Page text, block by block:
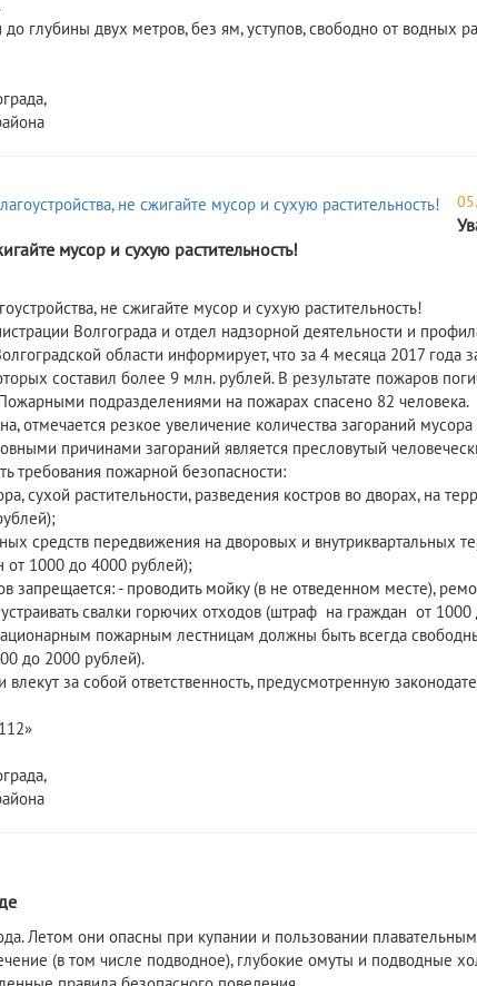
глубины двух метров, без ям, уступов, свободно от водных
мусор и сухую растительность!
не сжигайте мусор и сухую растительность!
Волгограда и отдел надзорной деятельности и
области информирует, что за 4 месяца 2017 года
составил более 9 млн. рублей. В результате пожаров
подразделениями на пожарах спасено 82 человека.
отмечается резкое увеличение количества загораний мусора
причинами загораний является пресловутый
пожарной безопасности:
сухой растительности, разведения костров во дворах, на
средств передвижения на дворовых и внутриквартальных
1000 до 4000 рублей);
запрещается: - проводить мойку (в не отведенном месте),
свалки горючих отходов (штраф на граждан от
пожарным лестницам должны быть всегда
до 2000 рублей).
за собой ответственность, предусмотренную
Летом они опасны при купании и пользовании
(в том числе подводное), глубокие омуты и подводные